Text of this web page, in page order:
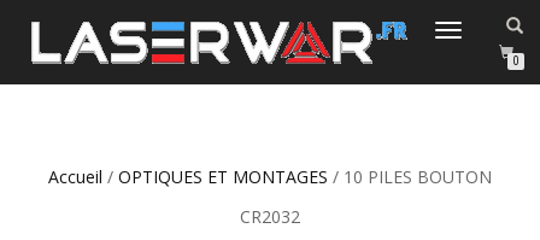
DÉPLIER/REPLIER
0
Accueil / OPTIQUES ET MONTAGES / 10 PILES BOUTON
CR2032